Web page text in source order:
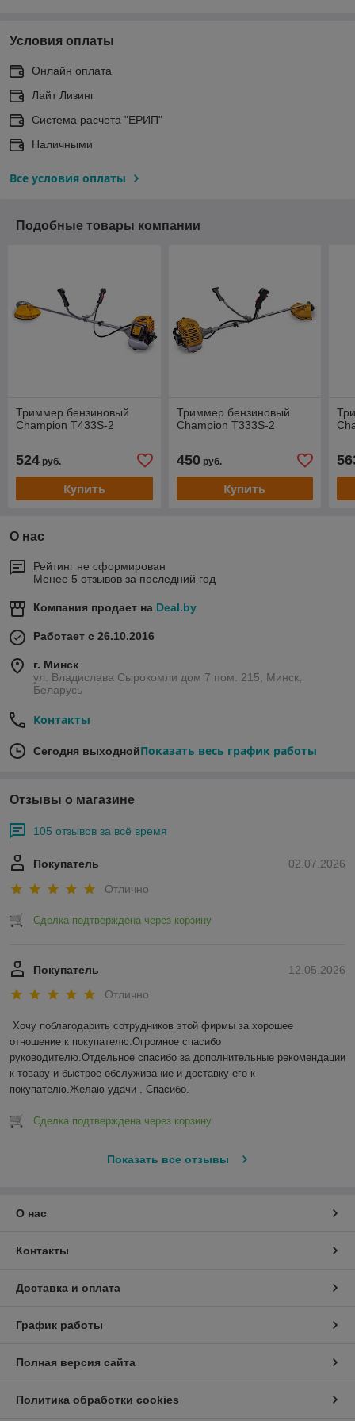
Условия оплаты
Онлайн оплата
Лайт Лизинг
Система расчета "ЕРИП"
Наличными
Все условия оплаты
Подобные товары компании
Триммер бензиновый
Champion T433S-2
524 руб.
Купить
Триммер бензиновый
Champion T333S-2
450руб.
Купить
О нас
Рейтинг не сформирован
Менее 5 отзывов за последний год
Компания продает на Deal.by
Работает с 26.10.2016
г. Минск
ул. Владислава Сырокомли дом 7 пом. 215, Минск,
Беларусь
Контакты
Сегодня выходнойПоказать весь график работы
Отзывы о магазине
105 отзывов за всё время
02.07.2026
Покупатель
Отлично
Сделка подтверждена через корзину
12.05.2026
Покупатель
Отлично
Хочу поблагодарить сотрудников этой фирмы за хорошее
отношение к покупателю.Огромное спасибо
руководителю.Отдельное спасибо за дополнительные рекомендации
к товару и быстрое обслуживание и доставку его к
покупателю.Желаю удачи . Спасибо.
Сделка подтверждена через корзину
Показать все отзывы
О нас
Контакты
Доставка и оплата
График работы
Полная версия сайта
Политика обработки cookies